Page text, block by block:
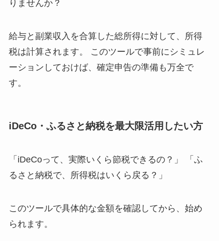
りませんか？
給与と副業収入を合算した総所得に対して、所得
税は計算されます。 このツールで事前にシミュレ
ーションしておけば、確定申告の準備も万全で
す。
iDeCo・ふるさと納税を最大限活用したい方
「iDeCoって、実際いくら節税できるの？」 「ふ
るさと納税で、所得税はいくら戻る？」
このツールで具体的な金額を確認してから、始め
られます。